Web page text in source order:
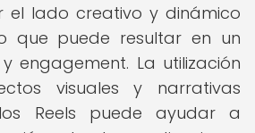
el lado creativo y dinámico
que puede resultar en un
engagement. La utilización
visuales y narrativas
Reels puede ayudar a